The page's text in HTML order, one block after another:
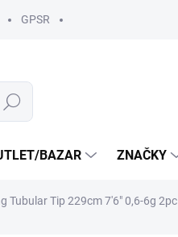
GPSR
Hledat
BAZAR ZNAČKY
Tubular Tip 229cm 7'6" 0,6-6g 2pc